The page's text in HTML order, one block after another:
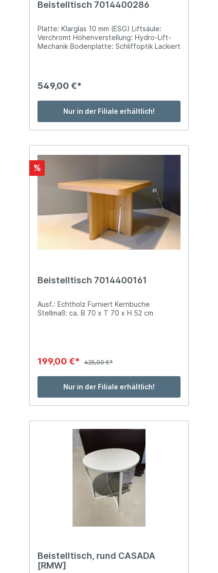
Beistelltisch 7014400286
Platte: Klarglas 10 mm (ESG) Liftsäule:
Verchromt Höhenverstellung: Hydro-Lift-
Mechanik Bodenplatte: Schliffoptik Lackiert
549,00 €*
Nur in der Filiale erhältlich!
%
Beistelltisch 7014400161
Ausf.: Echtholz Furniert Kernbuche
Stellmaß: ca. B 70 x T 70 x H 52 cm
199,00 €* 425,00 €*
Nur in der Filiale erhältlich!
Beistelltisch, rund CASADA
[RMW]